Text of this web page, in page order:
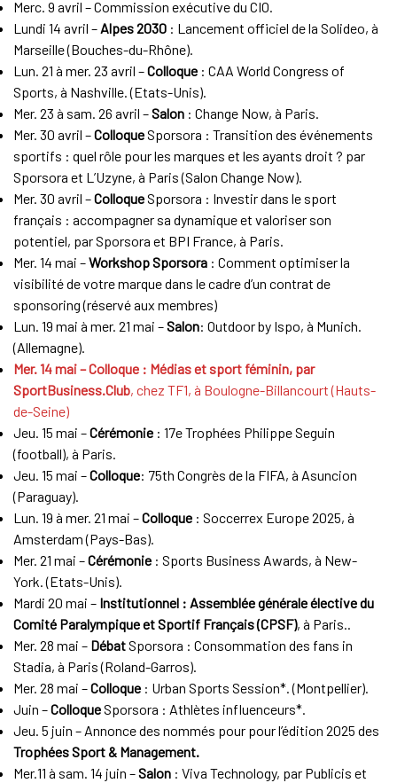
Merc. 9 avril – Commission exécutive du CIO.
Lundi 14 avril –Alpes 2030: Lancement officiel de la Solideo, à
Marseille (Bouches-du-Rhône).
Lun. 21 à mer. 23 avril –Colloque: CAA World Congress of
Sports, à Nashville. (Etats-Unis).
Mer. 23 à sam. 26 avril –Salon : Change Now, à Paris.
Mer. 30 avril –ColloqueSporsora : Transition des événements
sportifs : quel rôle pour les marques et les ayants droit ? par
Sporsora et L’Uzyne, à Paris (Salon Change Now).
Mer. 30 avril –ColloqueSporsora : Investir dans le sport
français : accompagner sa dynamique et valoriser son
potentiel, par Sporsora et BPI France, à Paris.
Mer. 14 mai –Workshop Sporsora: Comment optimiser la
visibilité de votre marque dans le cadre d’un contrat de
sponsoring (réservé aux membres)
Lun. 19 mai à mer. 21 mai –Salon: Outdoor by Ispo, à Munich.
(Allemagne).
Mer. 14 mai – Colloque : Médias et sport féminin, par
SportBusiness.Club, chez TF1, à Boulogne-Billancourt (Hauts-
de-Seine)
Jeu. 15 mai –Cérémonie : 17e Trophées Philippe Seguin
(football), à Paris.
Jeu. 15 mai –Colloque: 75th Congrès de la FIFA, à Asuncion
(Paraguay).
Lun. 19 à mer. 21 mai –Colloque : Soccerrex Europe 2025, à
Amsterdam (Pays-Bas).
Mer. 21 mai –Cérémonie : Sports Business Awards, à New-
York. (Etats-Unis).
Mardi 20 mai – Institutionnel : Assemblée générale élective du
Comité Paralympique et Sportif Français (CPSF), à Paris..
Mer. 28 mai – DébatSporsora : Consommation des fans in
Stadia, à Paris (Roland-Garros).
Mer. 28 mai –Colloque : Urban Sports Session*. (Montpellier).
Juin –ColloqueSporsora : Athlètes influenceurs*.
Jeu. 5 juin – Annonce des nommés pour pour l’édition 2025 des
Trophées Sport & Management.
Mer.11 à sam. 14 juin –Salon: Viva Technology, par Publicis et